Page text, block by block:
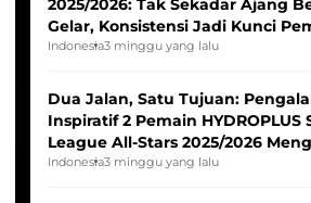
Gelar, Konsistensi Jadi Kunci
Indonesia3 minggu yang lalu
Dua Jalan, Satu Tujuan:
Inspiratif 2 Pemain HYDROPLUS
League All-Stars 2025/2026
Seleksi Timnas Indonesia Putri
Indonesia3 minggu yang lalu